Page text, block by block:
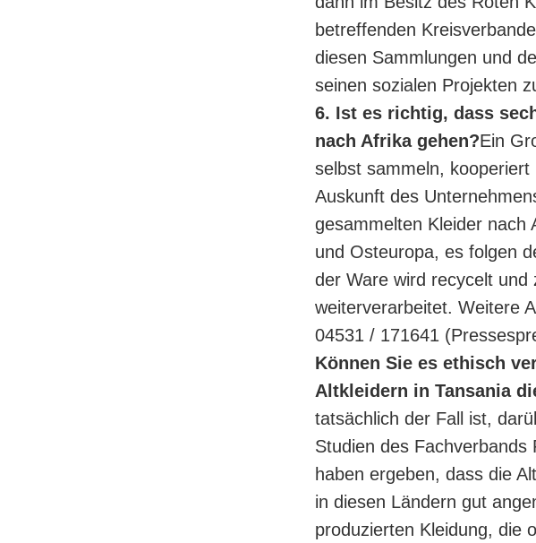
betreffenden
diesen Sammlungen und
seinen sozialen Projekten
6. Ist es richtig, dass
nach Afrika gehen?Ein
selbst sammeln,
Auskunft des
gesammelten Kleider nach
und Osteuropa, es folgen
der Ware wird recycelt und
weiterverarbeitet. Weitere
04531 / 171641
Können Sie es ethisch
Altkleidern in Tansania
tatsächlich der Fall ist,
Studien des Fachverbands
haben ergeben, dass die
in diesen Ländern gut
produzierten Kleidung, die